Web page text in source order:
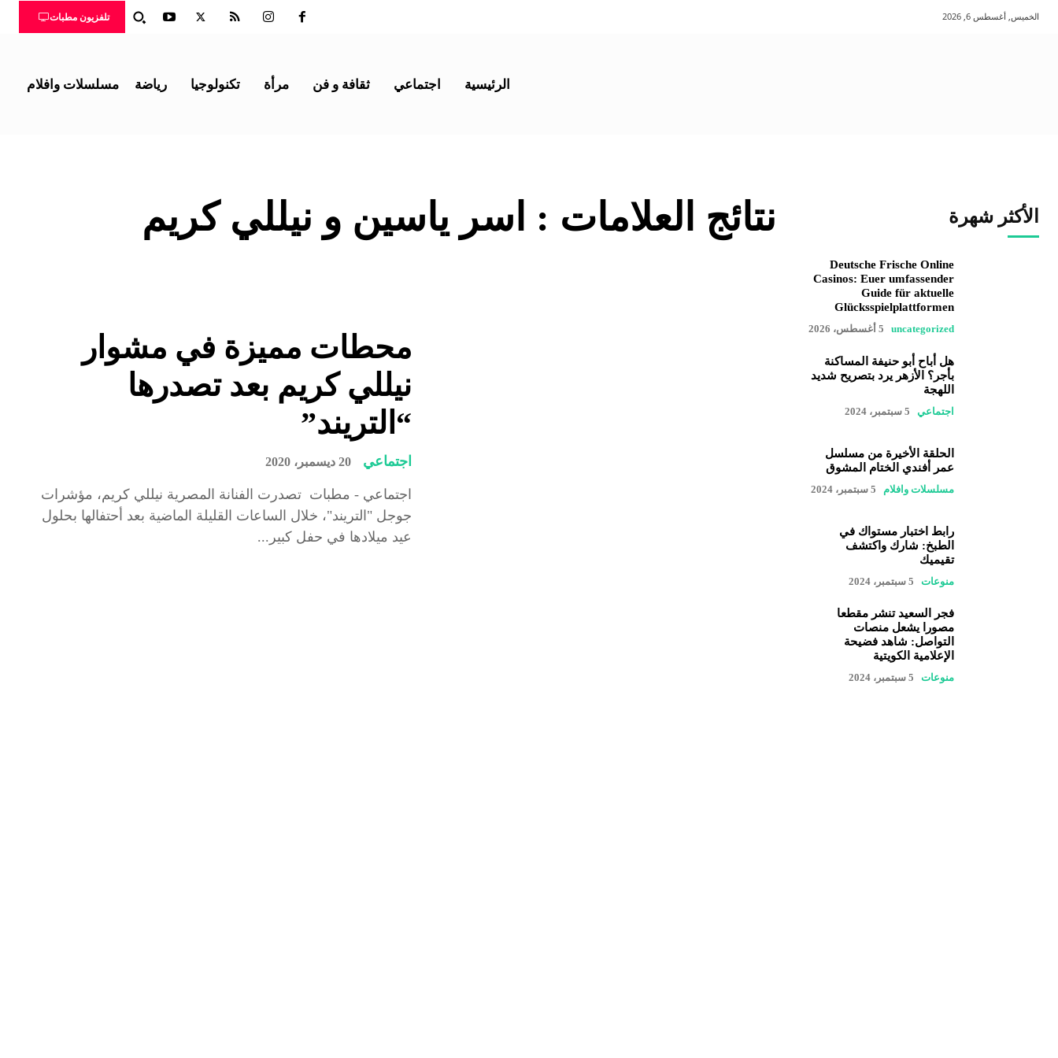
تلفزيون مطبات الخميس, أغسطس 6, 2026
الرئيسية اجتماعي ثقافة و فن مرأة تكنولوجيا رياضة مسلسلات وافلام
نتائج العلامات : اسر ياسين و نيللي كريم
محطات مميزة في مشوار
نيللي كريم بعد تصدرها
“التريند”
اجتماعي 20 ديسمبر، 2020
اجتماعي - مطبات تصدرت الفنانة المصرية نيللي كريم، مؤشرات
جوجل "التريند"، خلال الساعات القليلة الماضية بعد أحتفالها بحلول
عيد ميلادها في حفل كبير...
الأكثر شهرة
Deutsche Frische Online
Casinos: Euer umfassender
Guide für aktuelle
Glücksspielplattformen
uncategorized 5 أغسطس، 2026
هل أباح أبو حنيفة المساكنة
بأجر؟ الأزهر يرد بتصريح شديد
اللهجة
اجتماعي 5 سبتمبر، 2024
الحلقة الأخيرة من مسلسل
عمر أفندي الختام المشوق
مسلسلات وافلام 5 سبتمبر، 2024
رابط اختبار مستواك في
الطبخ: شارك واكتشف
تقيميك
منوعات 5 سبتمبر، 2024
فجر السعيد تنشر مقطعا
مصورا يشعل منصات
التواصل: شاهد فضيحة
الإعلامية الكويتية
منوعات 5 سبتمبر، 2024